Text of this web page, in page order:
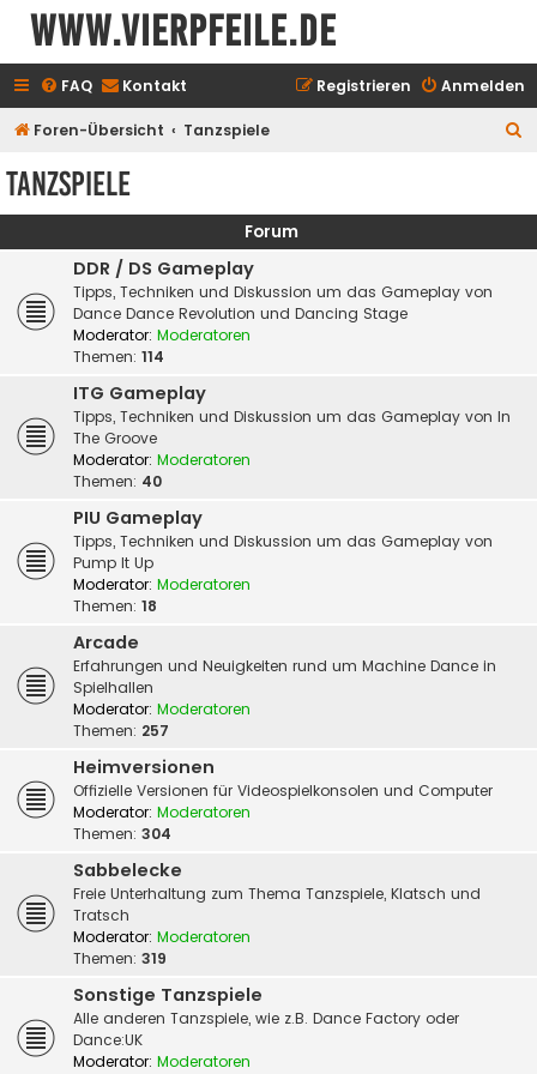
www.vierpfeile.de
FAQ Kontakt Anmelden
Registrieren
Foren-Übersicht Tanzspiele
e
Tanzspiele
Forum
DDR / DS Gameplay
Tipps, Techniken und Diskussion um das Gameplay von
Dance Dance Revolution und Dancing Stage
Moderator: Moderatoren
Themen: 114
ITG Gameplay
Tipps, Techniken und Diskussion um das Gameplay von In
The Groove
Moderator: Moderatoren
Themen: 40
PIU Gameplay
Tipps, Techniken und Diskussion um das Gameplay von
Pump It Up
Moderator: Moderatoren
Themen: 18
Arcade
Erfahrungen und Neuigkeiten rund um Machine Dance in
Spielhallen
Moderator: Moderatoren
Themen: 257
Heimversionen
Offizielle Versionen für Videospielkonsolen und Computer
Moderator: Moderatoren
Themen: 304
Sabbelecke
Freie Unterhaltung zum Thema Tanzspiele, Klatsch und
Tratsch
Moderator: Moderatoren
Themen: 319
Sonstige Tanzspiele
Alle anderen Tanzspiele, wie z.B. Dance Factory oder
Dance:UK
Moderator: Moderatoren